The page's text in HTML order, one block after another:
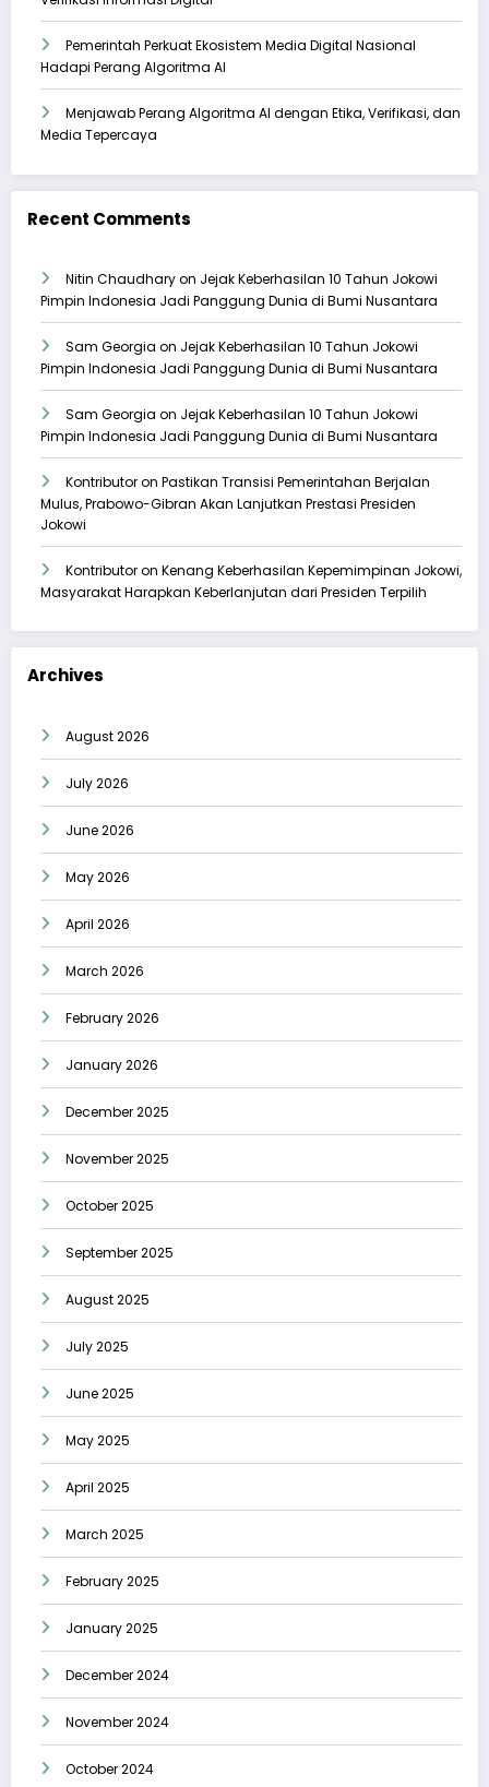
Pemerintah Perkuat Ekosistem Media Digital Nasional
Hadapi Perang Algoritma AI
Menjawab Perang Algoritma AI dengan Etika, Verifikasi, dan
Media Tepercaya
Recent Comments
Nitin Chaudharyon Jejak Keberhasilan 10 Tahun Jokowi
Pimpin Indonesia Jadi Panggung Dunia di Bumi Nusantara
Sam Georgia on Jejak Keberhasilan 10 Tahun Jokowi
Pimpin Indonesia Jadi Panggung Dunia di Bumi Nusantara
Sam Georgia on Jejak Keberhasilan 10 Tahun Jokowi
Pimpin Indonesia Jadi Panggung Dunia di Bumi Nusantara
Kontributoron Pastikan Transisi Pemerintahan Berjalan
Mulus, Prabowo-Gibran Akan Lanjutkan Prestasi Presiden
Jokowi
Kontributoron Kenang Keberhasilan Kepemimpinan Jokowi,
Masyarakat Harapkan Keberlanjutan dari Presiden Terpilih
Archives
August 2026
July 2026
June 2026
May 2026
April 2026
March 2026
February 2026
January 2026
December 2025
November 2025
October 2025
September 2025
August 2025
July 2025
June 2025
May 2025
April 2025
March 2025
February 2025
January 2025
December 2024
November 2024
October 2024